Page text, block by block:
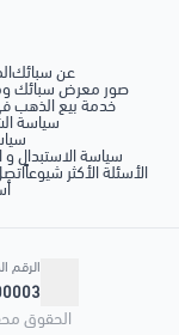
عن سبائك
صور معرض سبائك
خدمة بيع الذهب
سياسة
سياسة الاستبدال و
الأسئلة الأكثر شيوعاً
الرقم
الحقوق